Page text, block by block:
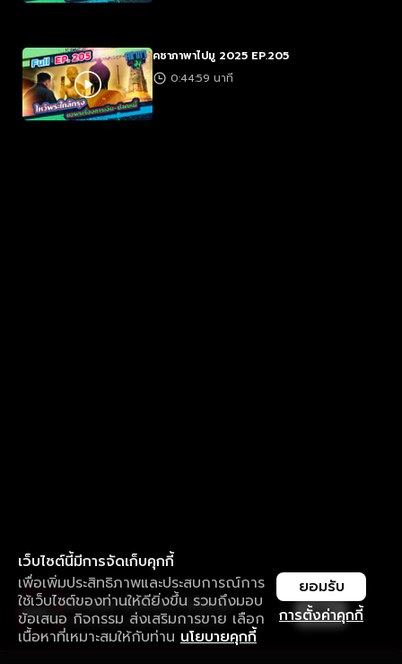
คชาภาพาไปมู 2025 EP.205
0:44:59 นาที
เว็บไซต์นี้มีการจัดเก็บคุกกี้
เพื่อเพิ่มประสิทธิภาพและประสบการณ์การ
ใช้เว็บไซต์ของท่านให้ดียิ่งขึ้น รวมถึงมอบ
ข้อเสนอ กิจกรรม ส่งเสริมการขาย เลือก
เนื้อหาที่เหมาะสมให้กับท่าน นโยบายคุกกี้
การตั้งค่าคุกกี้
ยอมรับ
ใช้งานแอป ลื่นไหลกว่า ไม่มีสะดุด
ดาวน์โหลดแอปเพื่อการรับชมที่ดีกว่า เปิด